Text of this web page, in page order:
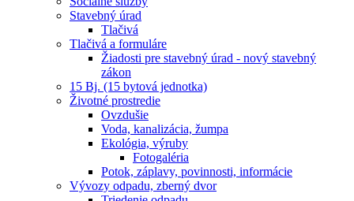
Stavebný úrad
Tlačivá
Tlačivá a formuláre
Žiadosti pre stavebný úrad - nový stavebný
zákon
15 Bj. (15 bytová jednotka)
Životné prostredie
Ovzdušie
Voda, kanalizácia, žumpa
Ekológia, výruby
Fotogaléria
Potok, záplavy, povinnosti, informácie
Vývozy odpadu, zberný dvor